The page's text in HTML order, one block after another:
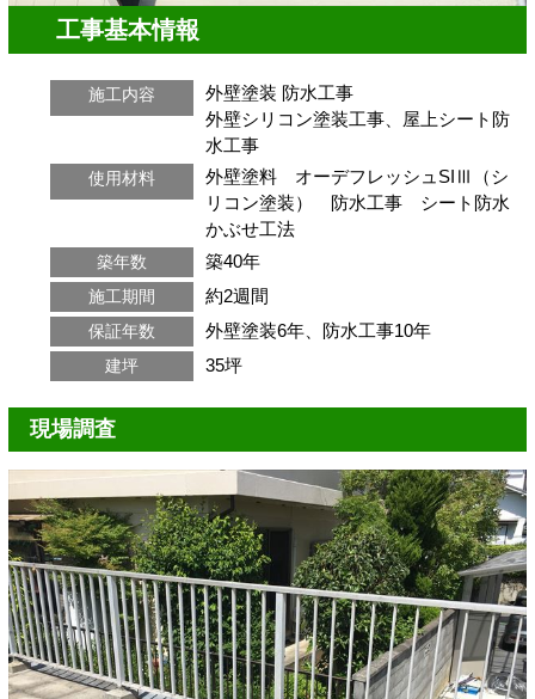
工事基本情報
施工内容 外壁塗装 防水工事
外壁シリコン塗装工事、屋上シート防
水工事
使用材料
外壁塗料 オーデフレッシュSIⅢ（シ
リコン塗装） 防水工事 シート防水
かぶせ工法
築年数 築40年
施工期間 約2週間
保証年数 外壁塗装6年、防水工事10年
建坪 35坪
現場調査